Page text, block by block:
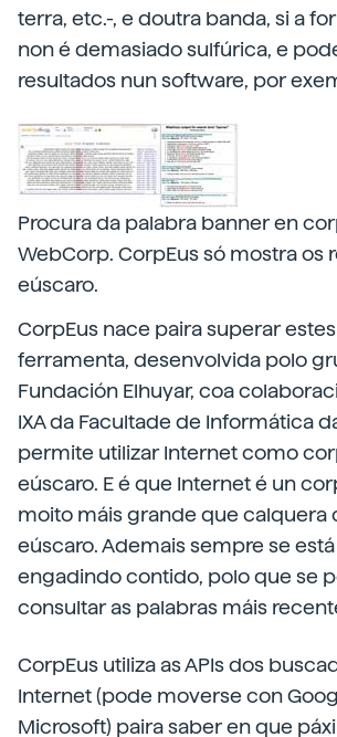
terra, etc.-, e doutra banda, si a
non é demasiado sulfúrica, e
resultados nun software, por
Procura da palabra banner en
WebCorp. CorpEus só mostra os
eúscaro.
CorpEus nace paira superar
ferramenta, desenvolvida polo
Fundación Elhuyar, coa
IXA da Facultade de Informática
permite utilizar Internet como
eúscaro. E é que Internet é un
moito máis grande que calquera
eúscaro. Ademais sempre se
engadindo contido, polo que se
consultar as palabras máis
CorpEus utiliza as APIs dos
Internet (pode moverse con
Microsoft) paira saber en que